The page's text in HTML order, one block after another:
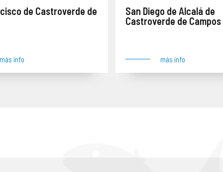
de Castroverde de
más info
San Diego de Alcalá de
Castroverde de Campos
más info